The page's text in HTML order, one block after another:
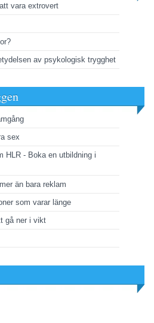
vara extrovert
av psykologisk trygghet
sex
HLR - Boka en utbildning i
än bara reklam
som varar länge
gå ner i vikt